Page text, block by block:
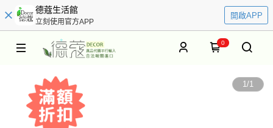
德蔻生活館
立刻使用官方APP
開啟APP
0
1/1